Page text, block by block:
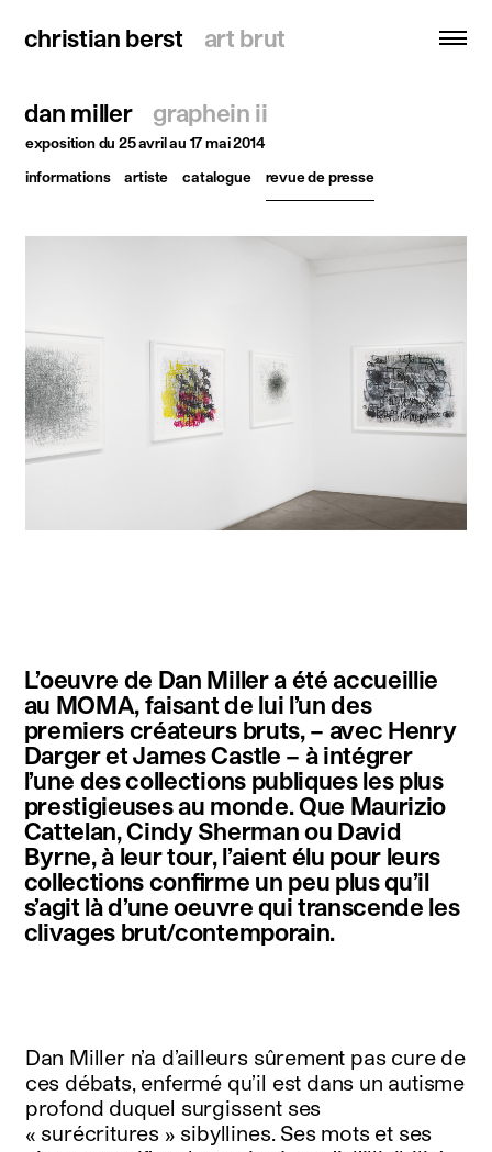
christian berst art brut
christian berst art brut
recherche
accueil
artistes
publications
ressources
à propos
contact
facebook
français english
dan miller graphein ii
expositiondu 25 avril au 17 mai 2014
informations
artiste catalogue revue de presse
L’oeuvre de Dan Miller a été accueillie
au MOMA, faisant de lui l’un des
premiers créateurs bruts, – avec Henry
Darger et James Castle – à intégrer
l’une des collections publiques les plus
prestigieuses au monde. Que Maurizio
Cattelan, Cindy Sherman ou David
Byrne, à leur tour, l’aient élu pour leurs
collections confirme un peu plus qu’il
s’agit là d’une oeuvre qui transcende les
clivages brut/contemporain.
Dan Miller n’a d’ailleurs sûrement pas cure de
ces débats, enfermé qu’il est dans un autisme
profond duquel surgissent ses
« surécritures » sibyllines. Ses mots et ses